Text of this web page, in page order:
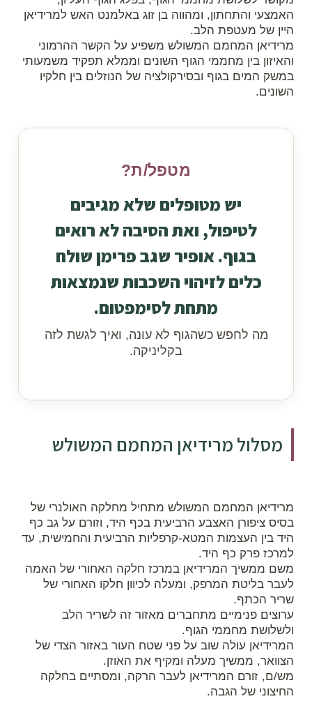
האמצעי והתחתון, ומהווה בן זוג באלמנט האש למרידיאן
היין של מעטפת הלב.
מרידיאן המחמם המשולש משפיע על הקשר ההרמוני
והאיזון בין מחממי הגוף השונים וממלא תפקיד משמעותי
במשק המים בגוף ובסירקולציה של הנוזלים בין חלקיו
השונים.
מטפל/ת?
יש מטופלים שלא מגיבים
לטיפול, ואת הסיבה לא רואים
בגוף. אופיר שגב פרימן שולח
כלים לזיהוי השכבות שנמצאות
מתחת לסימפטום.
מה לחפש כשהגוף לא עונה, ואיך לגשת לזה
בקליניקה.
מסלול מרידיאן המחמם המשולש
מרידיאן המחמם המשולש מתחיל מחלקה האולנרי של
בסיס ציפורן האצבע הרביעית בכף היד, וזורם על גב כף
היד בין העצמות המטא-קרפליות הרביעית והחמישית, עד
למרכז פרק כף היד.
משם ממשיך המרידיאן במרכז חלקה האחורי של האמה
לעבר בליטת המרפק, ומעלה לכיוון חלקו האחורי של
שריר הכתף.
ערוצים פנימיים מתחברים מאזור זה לשריר הלב
ולשלושת מחממי הגוף.
המרידיאן עולה שוב על פני שטח העור באזור הצדי של
הצוואר, ממשיך מעלה ומקיף את האוזן.
מש/ם, זורם המרידיאן לעבר הרקה, ומסתיים בחלקה
החיצוני של הגבה.